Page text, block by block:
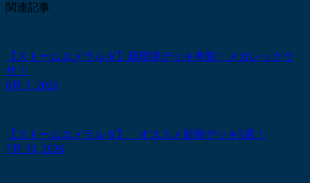
関連記事
【ストームエメラルダ】新環境デッキ考察！メガレックウ
ザ！
8月 3, 2026
【ストームエメラルダ】 オススメ新弾デッキ5選！
7月 30, 2026